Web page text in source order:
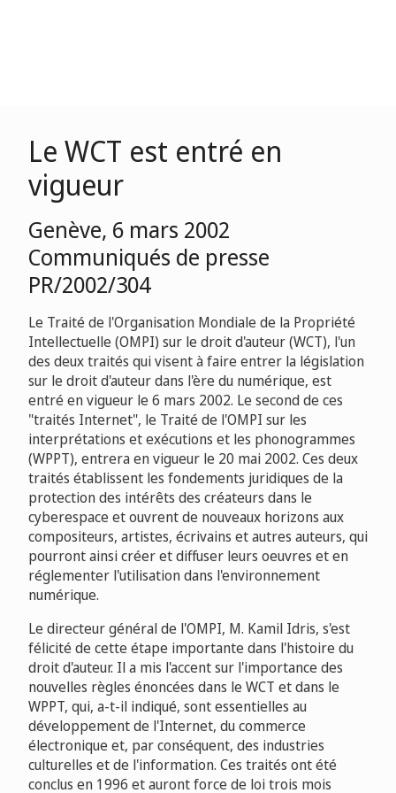
Le WCT est entré en
vigueur
Genève, 6 mars 2002
Communiqués de presse
PR/2002/304
Le Traité de l'Organisation Mondiale de la Propriété
Intellectuelle (OMPI) sur le droit d'auteur (WCT), l'un
des deux traités qui visent à faire entrer la législation
sur le droit d'auteur dans l'ère du numérique, est
entré en vigueur le 6 mars 2002. Le second de ces
"traités Internet", le Traité de l'OMPI sur les
interprétations et exécutions et les phonogrammes
(WPPT), entrera en vigueur le 20 mai 2002. Ces deux
traités établissent les fondements juridiques de la
protection des intérêts des créateurs dans le
cyberespace et ouvrent de nouveaux horizons aux
compositeurs, artistes, écrivains et autres auteurs, qui
pourront ainsi créer et diffuser leurs oeuvres et en
réglementer l'utilisation dans l'environnement
numérique.
Le directeur général de l'OMPI, M. Kamil Idris, s'est
félicité de cette étape importante dans l'histoire du
droit d'auteur. Il a mis l'accent sur l'importance des
nouvelles règles énoncées dans le WCT et dans le
WPPT, qui, a-t-il indiqué, sont essentielles au
développement de l'Internet, du commerce
électronique et, par conséquent, des industries
culturelles et de l'information. Ces traités ont été
conclus en 1996 et auront force de loi trois mois